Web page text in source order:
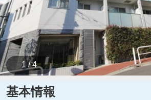
1 / 4
基本情報